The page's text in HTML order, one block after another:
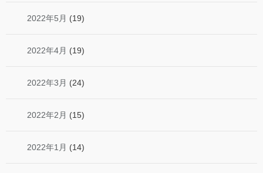
2022年5月 (19)
2022年4月 (19)
2022年3月 (24)
2022年2月 (15)
2022年1月 (14)